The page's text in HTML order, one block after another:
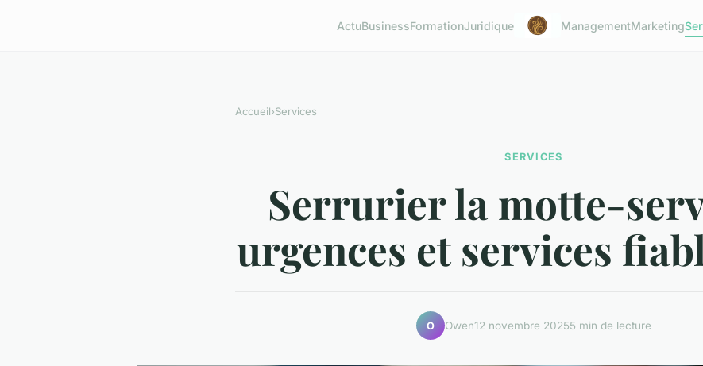
ActuBusinessFormationJuridique ManagementMarketing
Accueil›Services
SERVICES
Serrurier la motte-
urgences et services
O Owen12 novembre 20255 min de lecture